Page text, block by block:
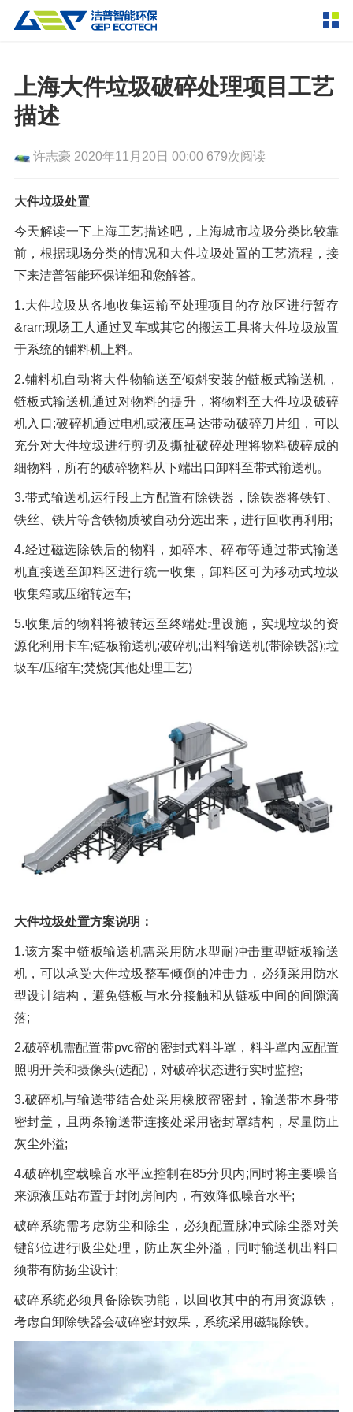
双轴撕碎机 单轴撕碎机
垃圾破袋机 移动式撕碎站
环锤式粉碎机 鼓式粉碎机
轮胎钢丝分离机 通用型粉碎机
破碎设备
圆锥破碎机
重型锤式破碎机 移动式破碎站
RDF成型机 生物质颗粒机
液压打包机
成套机组
封闭式破碎系统 废轮胎热解系统
分选分离设备
磁选机 涡电流分选机
脉冲除尘器 轮胎抽丝机
解决方案
服务支持
走进洁普
联系我们
上海大件垃圾破碎处理项目工艺
描述
许志豪 2020年11月20日 00:00 679次阅读
大件垃圾处置
今天解读一下上海工艺描述吧，上海城市垃圾分类比较靠
前，根据现场分类的情况和大件垃圾处置的工艺流程，接
下来洁普智能环保详细和您解答。
1.大件垃圾从各地收集运输至处理项目的存放区进行暂存
&rarr;现场工人通过叉车或其它的搬运工具将大件垃圾放置
于系统的铺料机上料。
2.铺料机自动将大件物输送至倾斜安装的链板式输送机，
链板式输送机通过对物料的提升，将物料至大件垃圾破碎
机入口;破碎机通过电机或液压马达带动破碎刀片组，可以
充分对大件垃圾进行剪切及撕扯破碎处理将物料破碎成的
细物料，所有的破碎物料从下端出口卸料至带式输送机。
3.带式输送机运行段上方配置有除铁器，除铁器将铁钉、
铁丝、铁片等含铁物质被自动分选出来，进行回收再利用;
4.经过磁选除铁后的物料，如碎木、碎布等通过带式输送
机直接送至卸料区进行统一收集，卸料区可为移动式垃圾
收集箱或压缩转运车;
5.收集后的物料将被转运至终端处理设施，实现垃圾的资
源化利用卡车;链板输送机;破碎机;出料输送机(带除铁器);垃
圾车/压缩车;焚烧(其他处理工艺)
大件垃圾处置方案说明：
1.该方案中链板输送机需采用防水型耐冲击重型链板输送
机，可以承受大件垃圾整车倾倒的冲击力，必须采用防水
型设计结构，避免链板与水分接触和从链板中间的间隙滴
落;
2.破碎机需配置带pvc帘的密封式料斗罩，料斗罩内应配置
照明开关和摄像头(选配)，对破碎状态进行实时监控;
3.破碎机与输送带结合处采用橡胶帘密封，输送带本身带
密封盖，且两条输送带连接处采用密封罩结构，尽量防止
灰尘外溢;
4.破碎机空载噪音水平应控制在85分贝内;同时将主要噪音
来源液压站布置于封闭房间内，有效降低噪音水平;
破碎系统需考虑防尘和除尘，必须配置脉冲式除尘器对关
键部位进行吸尘处理，防止灰尘外溢，同时输送机出料口
须带有防扬尘设计;
破碎系统必须具备除铁功能，以回收其中的有用资源铁，
考虑自卸除铁器会破碎密封效果，系统采用磁辊除铁。